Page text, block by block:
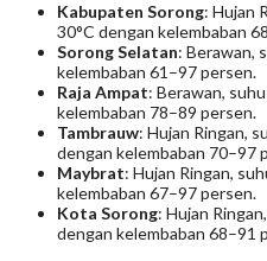
Kabupaten Sorong: Hujan
30°C dengan kelembaban
Sorong Selatan: Berawan,
kelembaban 61–97 persen.
Raja Ampat: Berawan,
kelembaban 78–89 persen.
Tambrauw: Hujan Ringan,
dengan kelembaban 70–97
Maybrat: Hujan Ringan,
kelembaban 67–97 persen.
Kota Sorong: Hujan
dengan kelembaban 68–91